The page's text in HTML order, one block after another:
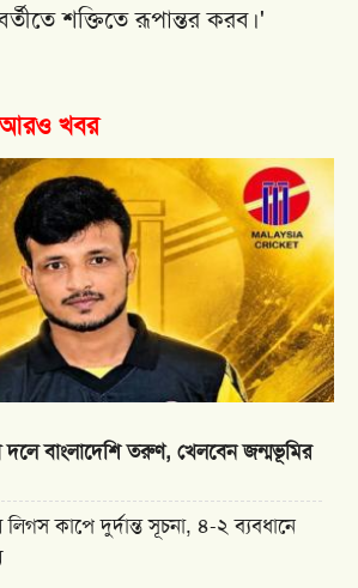
শক্তিতে রূপান্তর করব।'
আরও খবর
দলে বাংলাদেশি তরুণ, খেলবেন জন্মভূমির
কাপে দুর্দান্ত সূচনা, ৪-২ ব্যবধানে